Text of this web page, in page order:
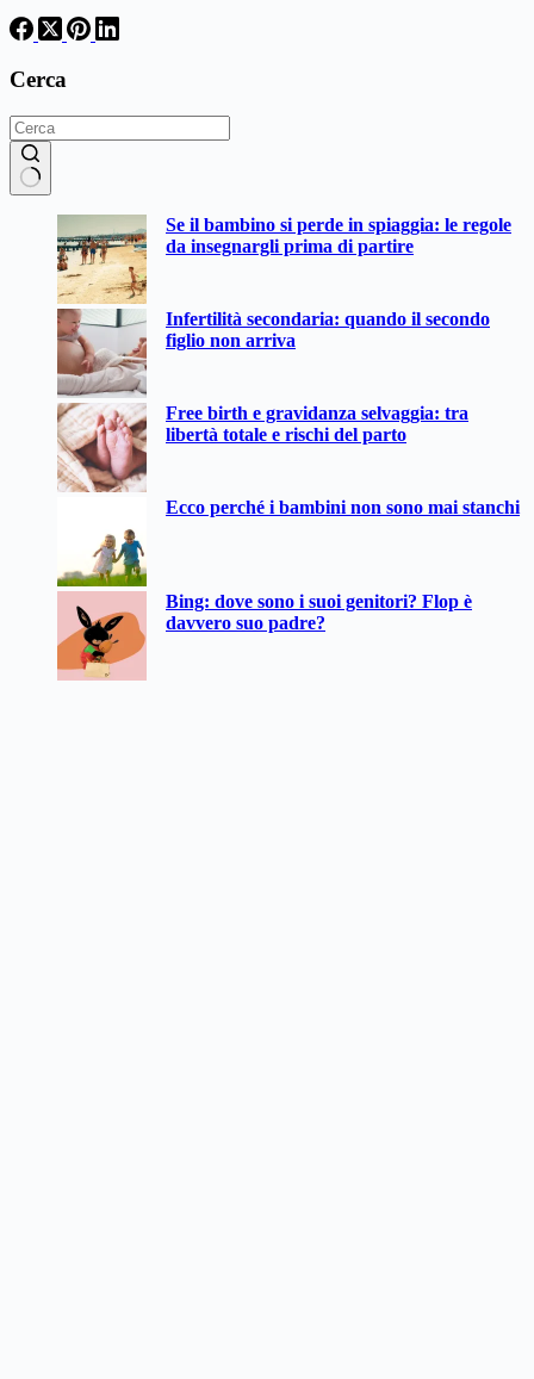
Cerca
Se il bambino si perde in spiaggia: le regole
da insegnargli prima di partire
Infertilità secondaria: quando il secondo
figlio non arriva
Free birth e gravidanza selvaggia: tra
libertà totale e rischi del parto
Ecco perché i bambini non sono mai stanchi
Bing: dove sono i suoi genitori? Flop è
davvero suo padre?